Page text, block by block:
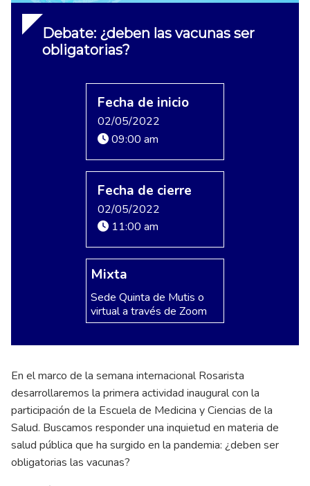
Debate: ¿deben las vacunas ser
obligatorias?
Fecha de inicio
02/05/2022
09:00 am
Fecha de cierre
02/05/2022
11:00 am
Mixta
Sede Quinta de Mutis o
virtual a través de Zoom
En el marco de la semana internacional Rosarista
desarrollaremos la primera actividad inaugural con la
participación de la Escuela de Medicina y Ciencias de la
Salud. Buscamos responder una inquietud en materia de
salud pública que ha surgido en la pandemia: ¿deben ser
obligatorias las vacunas?